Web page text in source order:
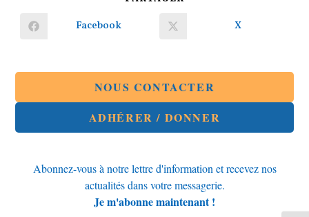
Ouvrir
Facebook Ouvrir
X
NOUS CONTACTER
ADHÉRER / DONNER
Abonnez-vous à notre lettre d'information et recevez nos
actualités dans votre messagerie.
Je m'abonne maintenant !